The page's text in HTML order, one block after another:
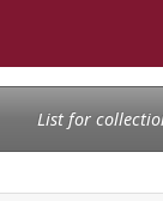
List for